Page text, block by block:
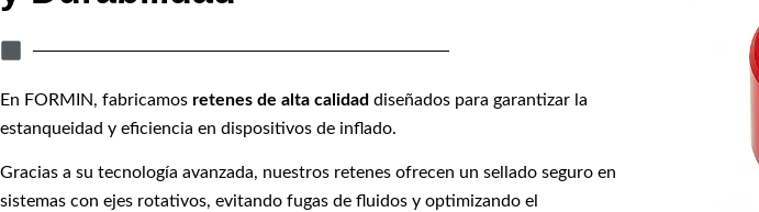
En FORMIN, fabricamos retenes de alta calidad diseñados para garantizar la
estanqueidad y eficiencia en dispositivos de inflado.
Gracias a su tecnología avanzada, nuestros retenes ofrecen un sellado seguro en
sistemas con ejes rotativos, evitando fugas de fluidos y optimizando el